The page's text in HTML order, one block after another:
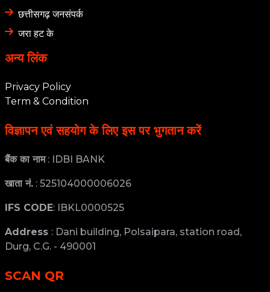
जरा हट के
अन्य लिंक
Privacy Policy
विज्ञापन एवं सहयोग के लिए इस पर भुगतान करें
बैंक का नाम: IDBI BANK
खाता नं.: 525104000006026
IFS CODE: IBKL0000525
Address: Dani building, Polsaipara, station road,
SCAN QR